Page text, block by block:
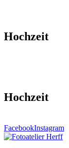
Hochzeit
Hochzeit
FacebookInstagram